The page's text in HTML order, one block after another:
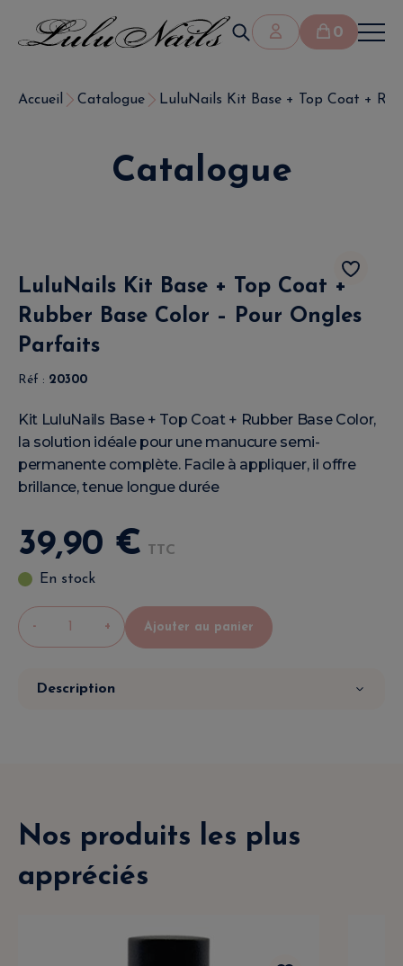
0
Accueil Catalogue LuluNails Kit Base + Top Coat +
Catalogue
LuluNails Kit Base + Top Coat +
Rubber Base Color – Pour Ongles
Parfaits
Réf : 20300
Kit LuluNails Base + Top Coat + Rubber Base Color,
la solution idéale pour une manucure semi-
permanente complète. Facile à appliquer, il offre
brillance, tenue longue durée
39,90 € TTC
En stock
- + Ajouter au panier
Description
Nos produits les plus
appréciés